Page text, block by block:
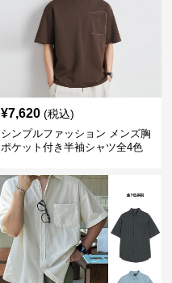
¥7,620 (税込)
シンプルファッション メンズ胸
ポケット付き半袖シャツ全4色